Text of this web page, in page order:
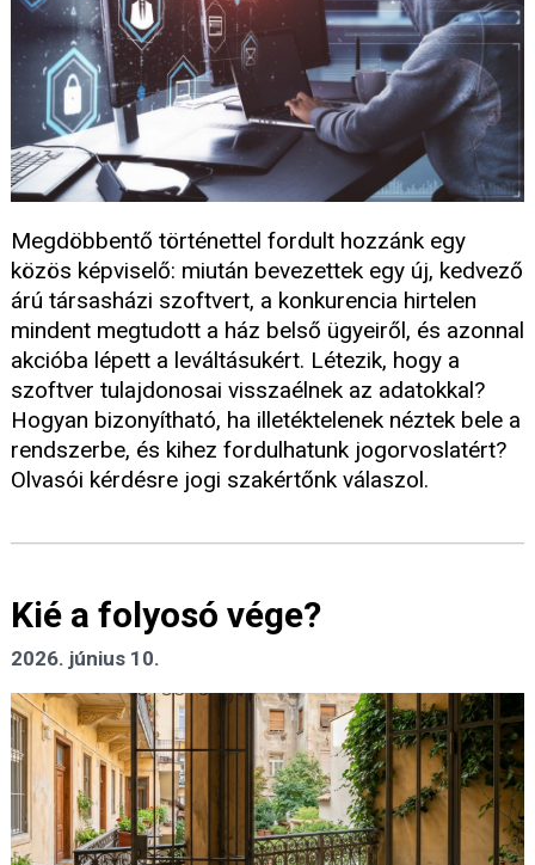
Megdöbbentő történettel fordult hozzánk egy
közös képviselő: miután bevezettek egy új, kedvező
árú társasházi szoftvert, a konkurencia hirtelen
mindent megtudott a ház belső ügyeiről, és azonnal
akcióba lépett a leváltásukért. Létezik, hogy a
szoftver tulajdonosai visszaélnek az adatokkal?
Hogyan bizonyítható, ha illetéktelenek néztek bele a
rendszerbe, és kihez fordulhatunk jogorvoslatért?
Olvasói kérdésre jogi szakértőnk válaszol.
Kié a folyosó vége?
2026. június 10.